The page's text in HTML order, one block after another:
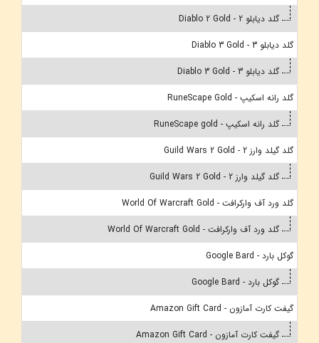
گلد دیابلو 2 - Diablo 2 Gold
گلد دیابلو 3 - Diablo 3 Gold
گلد دیابلو 3 - Diablo 3 Gold
گلد رانه اسکیپ - RuneScape Gold
گلد رانه اسکیپ - RuneScape gold
گلد گیلد وارز 2 - Guild Wars 2 Gold
گلد گیلد وارز 2 - Guild Wars 2 Gold
گلد ورد آف وارکرافت - World Of Warcraft Gold
گلد ورد آف وارکرافت - World Of Warcraft Gold
گوکل بارد - Google Bard
گوکل بارد - Google Bard
گیفت کارت آمازون - Amazon Gift Card
گیفت کارت آمازون - Amazon Gift Card